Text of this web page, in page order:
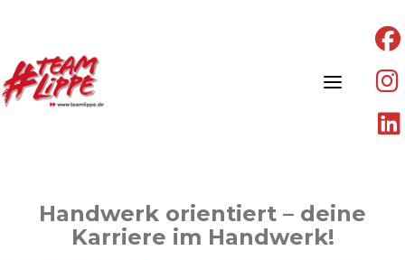
Handwerk orientiert – deine
Karriere im Handwerk!